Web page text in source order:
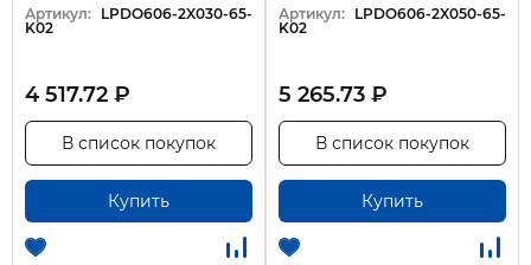
Артикул: LPDO606-2X030-65-
K02
4 517.72 ₽
Купить
В список покупок
Артикул: LPDO606-2X050-65-
K02
5 265.73 ₽
Купить
В список покупок